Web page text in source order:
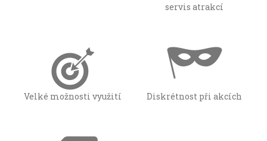
servis atrakcí
Velké možnosti využití Diskrétnost při akcích